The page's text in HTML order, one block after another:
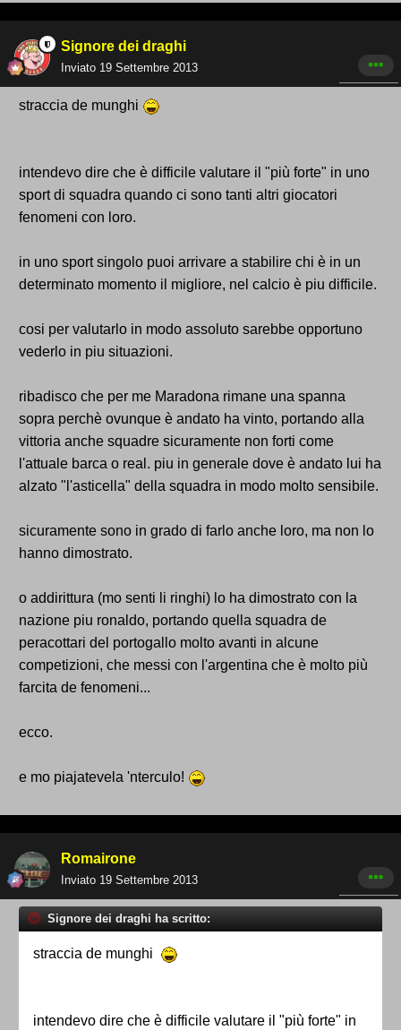
Signore dei draghi
Inviato 19 Settembre 2013
straccia de munghi
intendevo dire che è difficile valutare il "più forte" in uno
sport di squadra quando ci sono tanti altri giocatori
fenomeni con loro.
in uno sport singolo puoi arrivare a stabilire chi è in un
determinato momento il migliore, nel calcio è piu difficile.
cosi per valutarlo in modo assoluto sarebbe opportuno
vederlo in piu situazioni.
ribadisco che per me Maradona rimane una spanna
sopra perchè ovunque è andato ha vinto, portando alla
vittoria anche squadre sicuramente non forti come
l'attuale barca o real. piu in generale dove è andato lui ha
alzato "l'asticella" della squadra in modo molto sensibile.
sicuramente sono in grado di farlo anche loro, ma non lo
hanno dimostrato.
o addirittura (mo senti li ringhi) lo ha dimostrato con la
nazione piu ronaldo, portando quella squadra de
peracottari del portogallo molto avanti in alcune
competizioni, che messi con l'argentina che è molto più
farcita de fenomeni...
ecco.
e mo piajatevela 'nterculo!
Romairone
Inviato 19 Settembre 2013
Signore dei draghi ha scritto:
straccia de munghi
intendevo dire che è difficile valutare il "più forte" in